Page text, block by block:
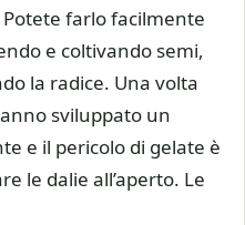
farlo facilmente
e coltivando semi,
la radice. Una volta
sviluppato un
e il pericolo di gelate è
le dalie all’aperto. Le